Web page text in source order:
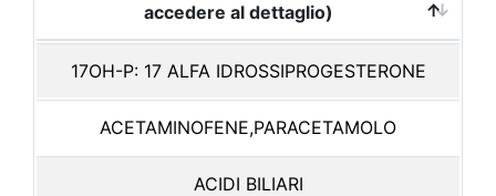
accedere al dettaglio)
17OH-P: 17 ALFA IDROSSIPROGESTERONE
ACETAMINOFENE,PARACETAMOLO
ACIDI BILIARI